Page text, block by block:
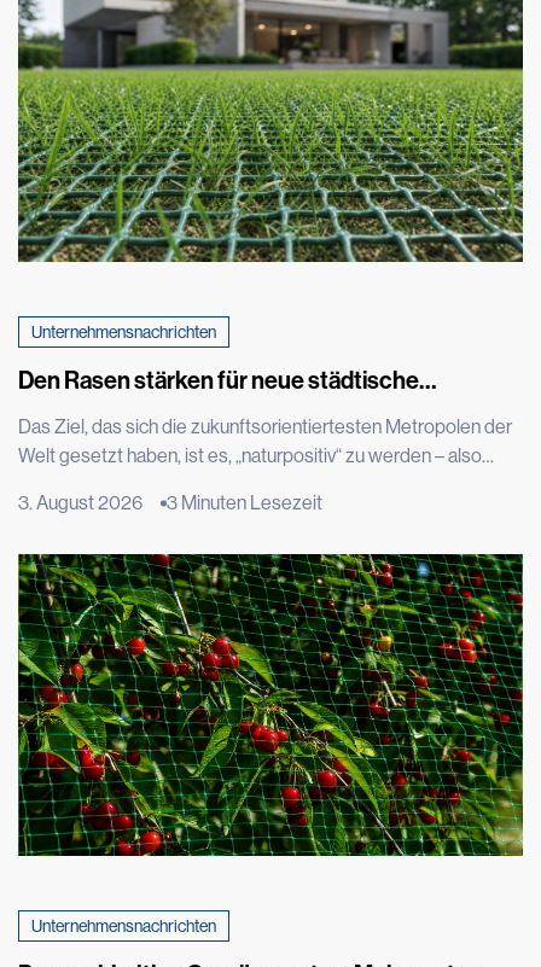
Laufe der Zeit Mauerwerk und Putz beschädigen kann. Das
Phänomen, das äußerst […]
Unternehmensnachrichten
Den Rasen stärken für neue städtische
Das Ziel, das sich die zukunftsorientiertesten Metropolen der
Welt gesetzt haben, ist es, „naturpositiv“ zu werden – also
begrenzen, sondern ihr auch Raum, Funktionen und
und Bäche renaturieren, Kopenhagen strebt an, dass 20 % der
Stadtfläche von Bäumen bedeckt sind und […]
3. August 2026 3 Minuten Lesezeit
Unternehmensnachrichten